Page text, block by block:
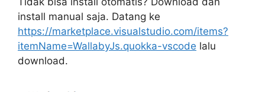
install manual saja. Datang ke
https://marketplace.visualstudio.com/items?
itemName=WallabyJs.quokka-vscode lalu
download.